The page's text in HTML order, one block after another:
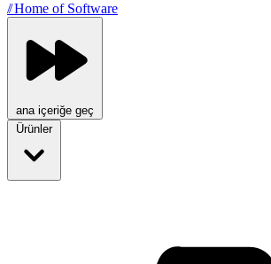
//Home of Software
ana içeriğe geç
Ürünler